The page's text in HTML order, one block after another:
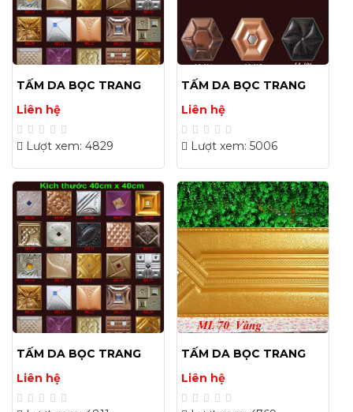
TẤM DA BỌC TRANG
TRÍ 40X40(CM)
Liên hệ
Lượt xem: 4829
TẤM DA BỌC TRANG
TRÍ 30X30(CM)
Liên hệ
Lượt xem: 5006
TẤM DA BỌC TRANG
TRÍ 40X40(CM) 02
Liên hệ
TẤM DA BỌC TRANG
TRÍ 30X60(CM) 02
Liên hệ